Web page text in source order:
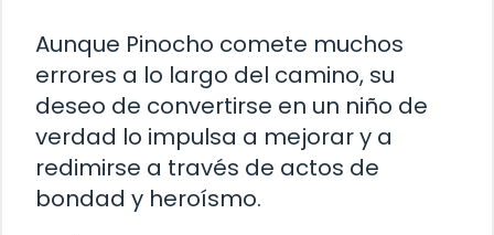
Aunque Pinocho comete muchos
errores a lo largo del camino, su
deseo de convertirse en un niño de
verdad lo impulsa a mejorar y a
redimirse a través de actos de
bondad y heroísmo.